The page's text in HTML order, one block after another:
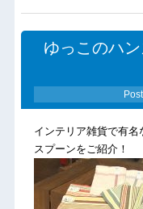
ゆっこのハ
インテリア雑貨で有名
スプーンをご紹介！